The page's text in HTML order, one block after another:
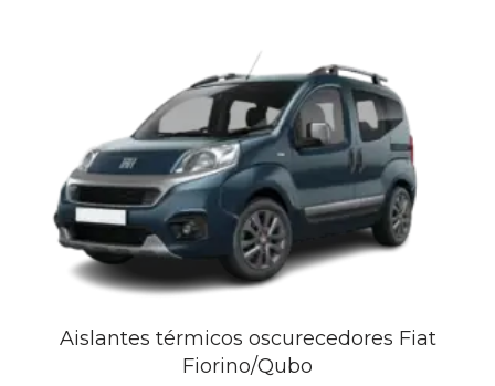
Aislantes térmicos oscurecedores Fiat
Fiorino/Qubo